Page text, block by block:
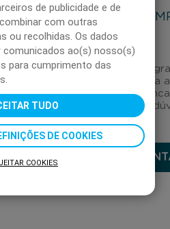
de publicidade e de
com outras
ou recolhidas. Os dados
comunicados ao(s) nosso(s)
para cumprimento das
TUDO
DE COOKIES
COOKIES
DÁ
Canal
para
as suas